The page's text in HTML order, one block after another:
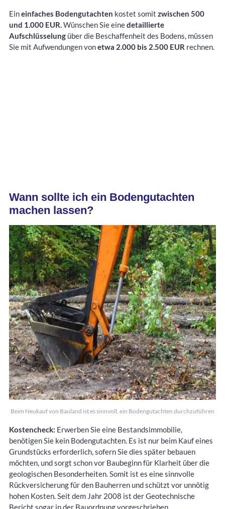
Eineinfaches Bodengutachten kostet somit zwischen 500
und 1.000 EUR.Wünschen Sie einedetaillierte
Aufschlüsselung über die Beschaffenheit des Bodens, müssen
Sie mit Aufwendungen vonetwa 2.000 bis 2.500 EUR rechnen.
Wann sollte ich ein Bodengutachten
machen lassen?
Beim Neukauf von Bauland ist es sinnvoll, ein Bodengutachten durchzuführen
Kostencheck: Erwerben Sie eine Bestandsimmobilie,
benötigen Sie kein Bodengutachten. Es ist nur beim Kauf eines
Grundstücks erforderlich, sofern Sie dies später bebauen
möchten, und sorgt schon vor Baubeginn für Klarheit über die
geologischen Besonderheiten. Somit ist es eine sinnvolle
Rückversicherung für den Bauherren und schützt vor unnötig
hohen Kosten. Seit dem Jahr 2008 ist der Geotechnische
Bericht sogar in der Bauordnung vorgeschrieben.